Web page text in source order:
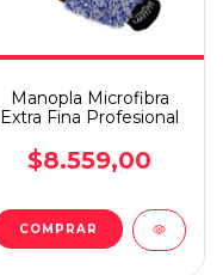
Manopla Microfibra
Extra Fina Profesional
$8.559,00